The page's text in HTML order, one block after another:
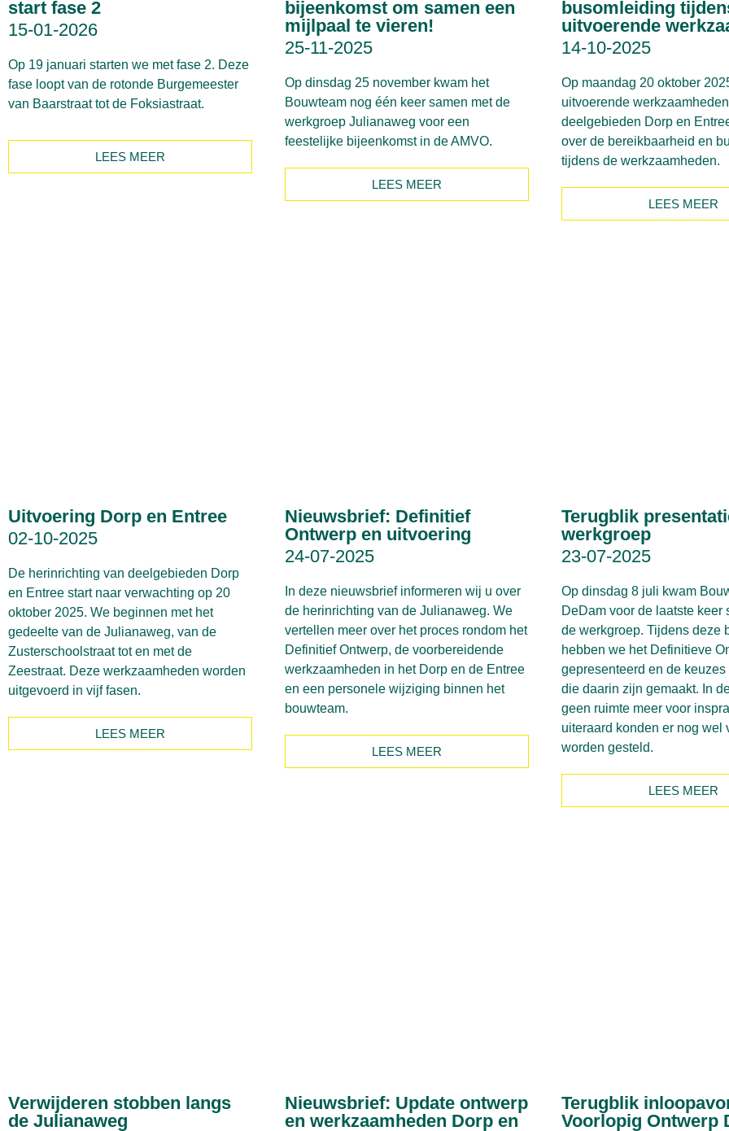
start fase 2
15-01-2026
Op 19 januari starten we met fase 2. Deze
fase loopt van de rotonde Burgemeester
van Baarstraat tot de Foksiastraat.
LEES MEER
bijeenkomst om samen een
mijlpaal te vieren!
25-11-2025
Op dinsdag 25 november kwam het
Bouwteam nog één keer samen met de
werkgroep Julianaweg voor een
feestelijke bijeenkomst in de AMVO.
LEES MEER
busomleiding
uitvoerende
14-10-2025
Op maandag 20 oktober
uitvoerende
deelgebieden Dorp en
over de bereikbaarheid en
tijdens de werkzaamheden.
LEES MEER
Uitvoering Dorp en Entree
02-10-2025
De herinrichting van deelgebieden Dorp
en Entree start naar verwachting op 20
oktober 2025. We beginnen met het
gedeelte van de Julianaweg, van de
Zusterschoolstraat tot en met de
Zeestraat. Deze werkzaamheden worden
uitgevoerd in vijf fasen.
LEES MEER
Nieuwsbrief: Definitief
Ontwerp en uitvoering
24-07-2025
In deze nieuwsbrief informeren wij u over
de herinrichting van de Julianaweg. We
vertellen meer over het proces rondom het
Definitief Ontwerp, de voorbereidende
werkzaamheden in het Dorp en de Entree
en een personele wijziging binnen het
bouwteam.
LEES MEER
Terugblik
werkgroep
23-07-2025
Op dinsdag 8 juli kwam
DeDam voor de laatste keer
de werkgroep. Tijdens deze
hebben we het Definitieve
gepresenteerd en de
die daarin zijn gemaakt. In
geen ruimte meer voor
uiteraard konden er nog wel
worden gesteld.
LEES MEER
Verwijderen stobben langs
de Julianaweg
Nieuwsbrief: Update ontwerp
en werkzaamheden Dorp en
Terugblik
Voorlopig Ontwerp